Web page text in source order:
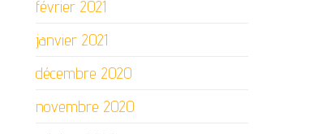
février 2021
janvier 2021
décembre 2020
novembre 2020